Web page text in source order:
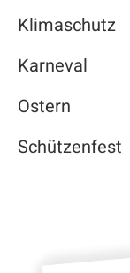
Klimaschutz
Karneval
Ostern
Schützenfest